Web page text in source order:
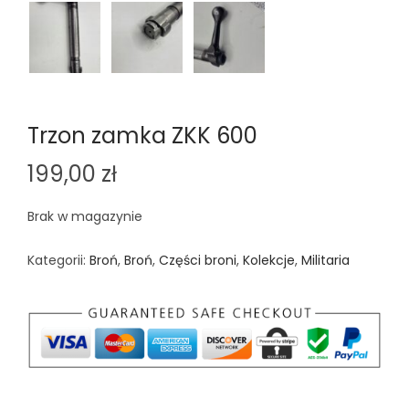
Trzon zamka ZKK 600
199,00 zł
Brak w magazynie
Kategorii: Broń, Broń, Części broni, Kolekcje, Militaria